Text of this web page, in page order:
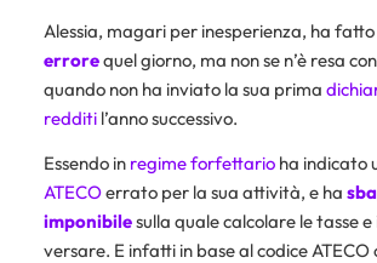
Alessia, magari per inesperienza, ha fatto
errorequel giorno, ma non se n’è resa
quando non ha inviato la sua prima
redditil’anno successivo.
Essendo in regime forfettarioha indicato
ATECOerrato per la sua attività, e ha
imponibilesulla quale calcolare le tasse
versare. E infatti in base al codice ATECO